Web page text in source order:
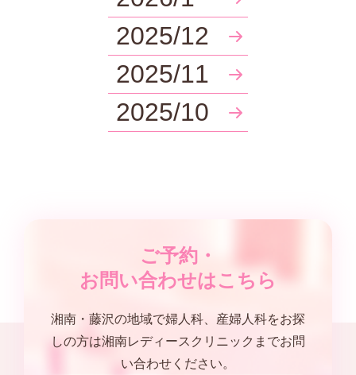
2025/12
2025/11
2025/10
ご予約・
お問い合わせはこちら
湘南・藤沢の地域で婦人科、産婦人科をお探
しの方は湘南レディースクリニックまでお問
い合わせください。